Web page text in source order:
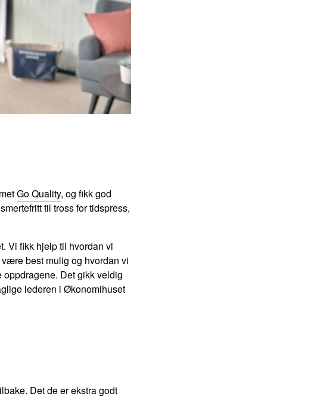
Go Quality, og fikk god
til tross for tidspress,
Vi fikk hjelp til hvordan vi
best mulig og hvordan vi
Det gikk veldig
lederen i Økonomihuset
Det de er ekstra godt